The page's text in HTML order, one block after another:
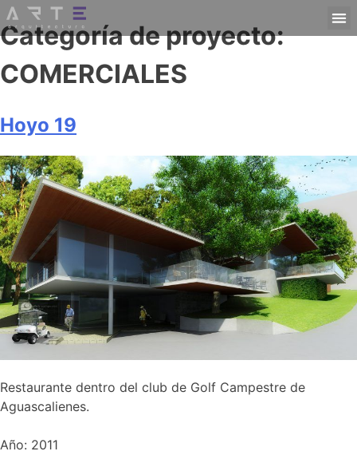
Categoría de proyecto:
COMERCIALES
Hoyo 19
Restaurante dentro del club de Golf Campestre de
Aguascalienes.
Año: 2011